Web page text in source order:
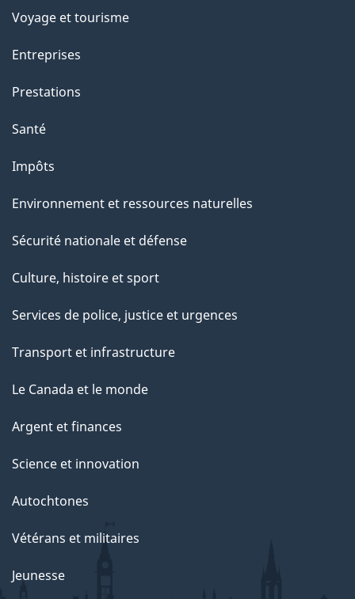
a
g
"
Voyage et tourisme
Entreprises
Prestations
Santé
Impôts
Environnement et ressources naturelles
Sécurité nationale et défense
Culture, histoire et sport
Services de police, justice et urgences
Transport et infrastructure
Le Canada et le monde
Argent et finances
Science et innovation
Autochtones
Vétérans et militaires
Jeunesse